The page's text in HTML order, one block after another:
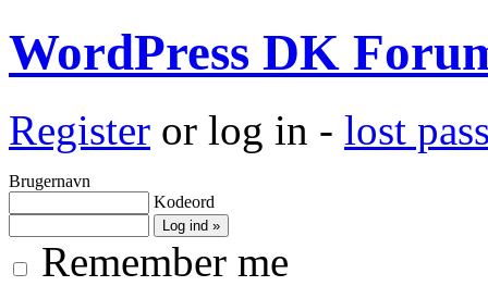
WordPress DK
Register or log in - lost
Brugernavn
Kodeord
Remember me